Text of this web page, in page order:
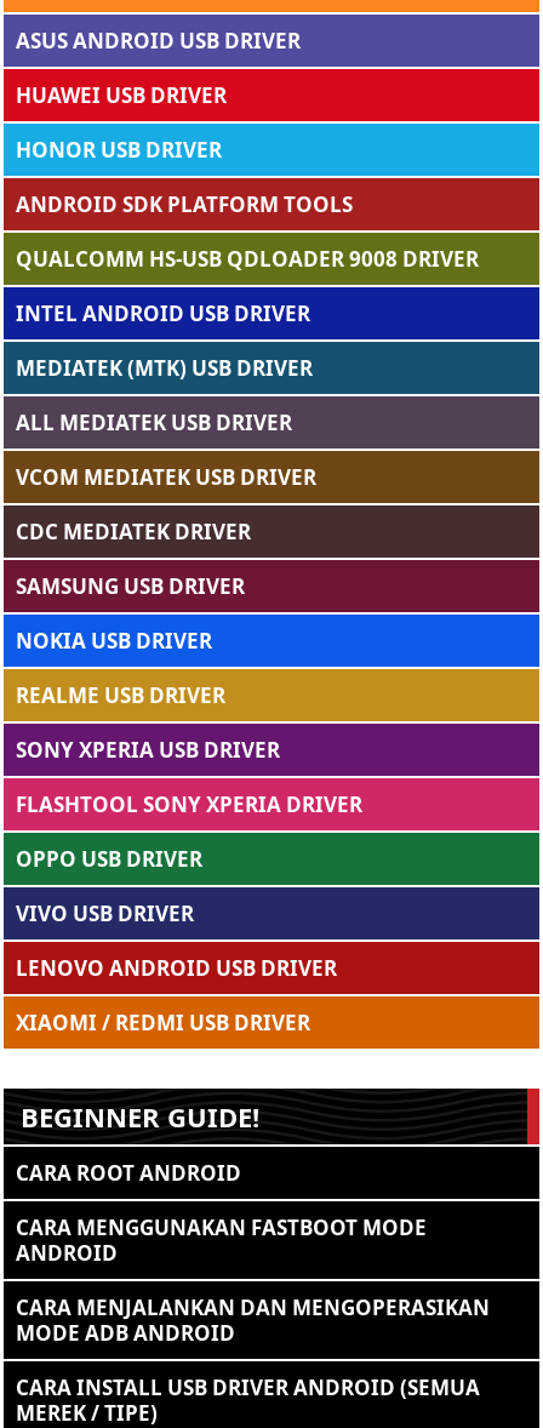
ASUS ANDROID USB DRIVER
HUAWEI USB DRIVER
HONOR USB DRIVER
ANDROID SDK PLATFORM TOOLS
QUALCOMM HS-USB QDLOADER 9008 DRIVER
INTEL ANDROID USB DRIVER
MEDIATEK (MTK) USB DRIVER
ALL MEDIATEK USB DRIVER
VCOM MEDIATEK USB DRIVER
CDC MEDIATEK DRIVER
SAMSUNG USB DRIVER
NOKIA USB DRIVER
REALME USB DRIVER
SONY XPERIA USB DRIVER
FLASHTOOL SONY XPERIA DRIVER
OPPO USB DRIVER
VIVO USB DRIVER
LENOVO ANDROID USB DRIVER
XIAOMI / REDMI USB DRIVER
BEGINNER GUIDE!
CARA ROOT ANDROID
CARA MENGGUNAKAN FASTBOOT MODE
ANDROID
CARA MENJALANKAN DAN MENGOPERASIKAN
MODE ADB ANDROID
CARA INSTALL USB DRIVER ANDROID (SEMUA
MEREK / TIPE)